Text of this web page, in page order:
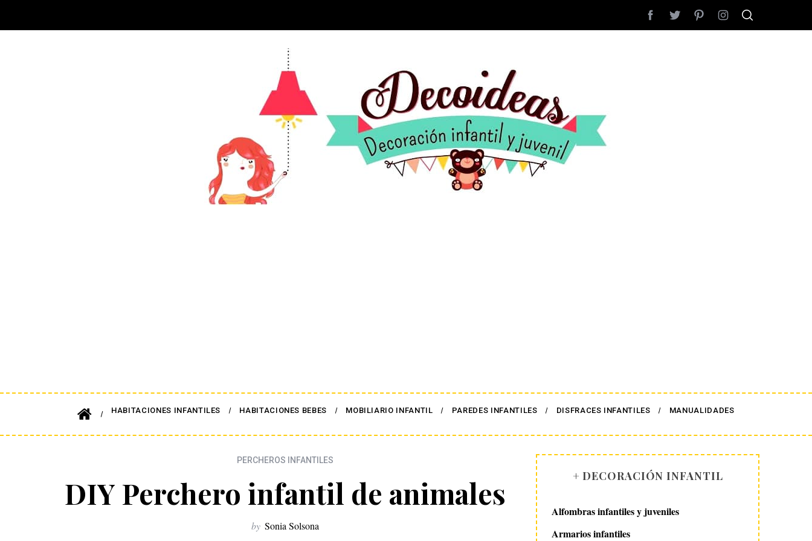
HABITACIONES INFANTILES HABITACIONES BEBES MOBILIARIO INFANTIL PAREDES INFANTILES DISFRACES INFANTILES MANUALIDADES
PERCHEROS INFANTILES
DIY Perchero infantil de animales
by Sonia Solsona
+ DECORACIÓN INFANTIL
Alfombras infantiles y juveniles
Armarios infantiles